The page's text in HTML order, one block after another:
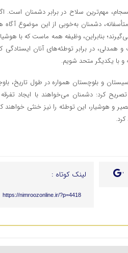
مهم‌ترین سلاح در برابر دشمنان
دشمنان به‌خوبی از این موضوع
بنابراین، وظیفه همه ماست که با
در برابر توطئه‌های آنان ایستادگی
و با یکدیگر متحد شویم.
سیستان و بلوچستان همواره در طول تاریخ،
تصریح کرد: دشمنان می‌خواهند با ایجاد
و هوشیار، این توطئه را نیز خنثی خواهند
لینک کوتاه :
https://nimroozonline.ir/?p=4418